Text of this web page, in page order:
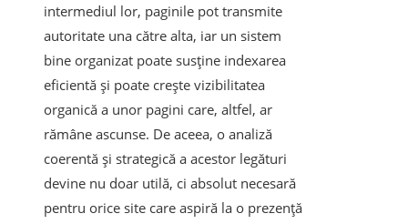
intermediul lor, paginile pot transmite
autoritate una către alta, iar un sistem
bine organizat poate susține indexarea
eficientă și poate crește vizibilitatea
organică a unor pagini care, altfel, ar
rămâne ascunse. De aceea, o analiză
coerentă și strategică a acestor legături
devine nu doar utilă, ci absolut necesară
pentru orice site care aspiră la o prezență